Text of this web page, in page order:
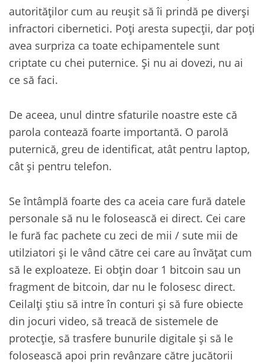
autorităților cum au reușit să îi prindă pe diverși
infractori cibernetici. Poți aresta supecții, dar poți
avea surpriza ca toate echipamentele sunt
criptate cu chei puternice. Și nu ai dovezi, nu ai
ce să faci.
De aceea, unul dintre sfaturile noastre este că
parola contează foarte importantă. O parolă
puternică, greu de identificat, atât pentru laptop,
cât și pentru telefon.
Se întâmplă foarte des ca aceia care fură datele
personale să nu le folosească ei direct. Cei care
le fură fac pachete cu zeci de mii / sute mii de
utilziatori și le vând către cei care au învățat cum
să le exploateze. Ei obțin doar 1 bitcoin sau un
fragment de bitcoin, dar nu le folosesc direct.
Ceilalți știu să intre în conturi și să fure obiecte
din jocuri video, să treacă de sistemele de
protecție, să trasfere bunurile digitale și să le
folosească apoi prin revânzare către jucătorii